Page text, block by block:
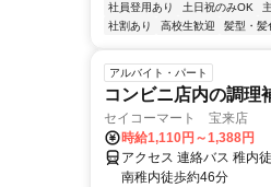
社員登用あり 土日祝のみOK
社割あり
高校生歓迎 髪型・髪
アルバイト・パート
コンビニ店内の調理
セイコーマート 宝来店
時給1,110円～1,388円
アクセス 連絡バス 稚内
南稚内徒歩約46分